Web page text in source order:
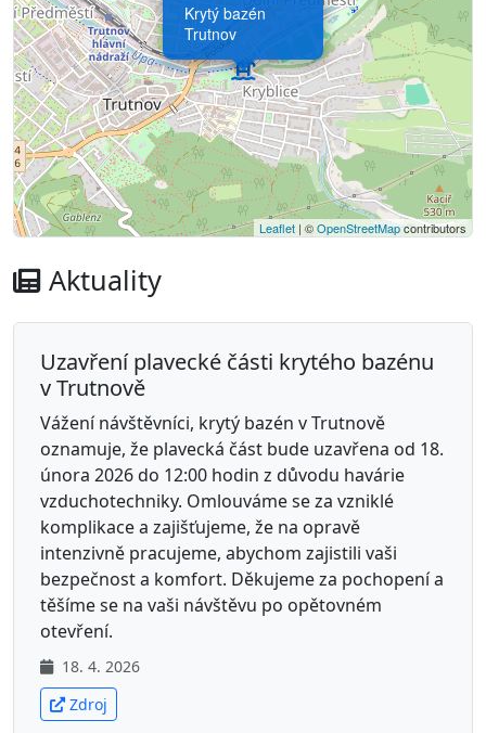
Krytý bazén
Trutnov
Leaflet | ©OpenStreetMapcontributors
Aktuality
Uzavření plavecké části krytého bazénu
v Trutnově
Vážení návštěvníci, krytý bazén v Trutnově
oznamuje, že plavecká část bude uzavřena od 18.
února 2026 do 12:00 hodin z důvodu havárie
vzduchotechniky. Omlouváme se za vzniklé
komplikace a zajišťujeme, že na opravě
intenzivně pracujeme, abychom zajistili vaši
bezpečnost a komfort. Děkujeme za pochopení a
těšíme se na vaši návštěvu po opětovném
otevření.
18. 4. 2026
Zdroj